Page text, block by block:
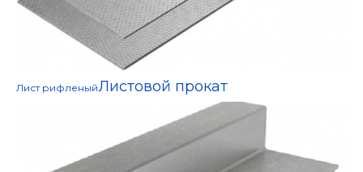
Лист рифленыйЛистовой прокат